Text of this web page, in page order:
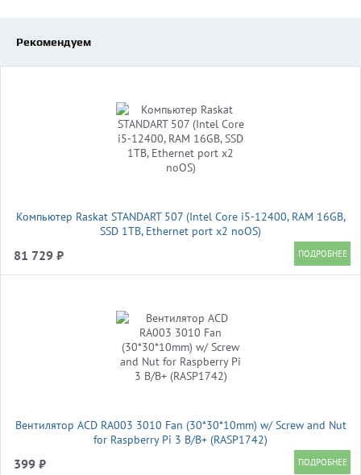
Рекомендуем
Компьютер Raskat STANDART 507 (Intel Core i5-12400, RAM 16GB,
SSD 1TB, Ethernet port x2 noOS)
81 729 ₽
Вентилятор ACD RA003 3010 Fan (30*30*10mm) w/ Screw and Nut
for Raspberry Pi 3 B/B+ (RASP1742)
399 ₽